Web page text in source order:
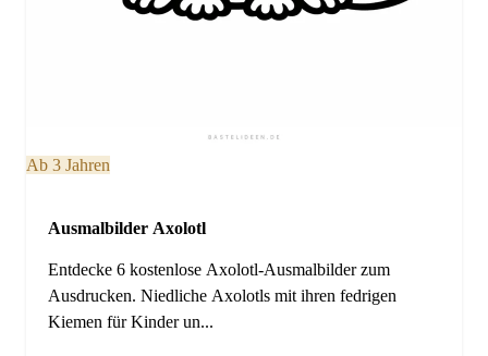
Ab 3 Jahren
Ausmalbilder Axolotl
Entdecke 6 kostenlose Axolotl-Ausmalbilder zum
Ausdrucken. Niedliche Axolotls mit ihren fedrigen
Kiemen für Kinder un...